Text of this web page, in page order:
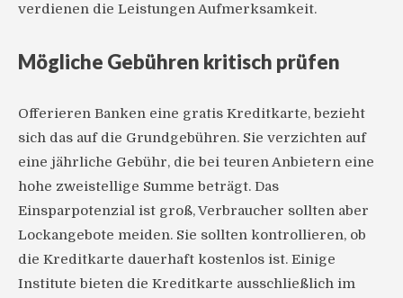
verdienen die Leistungen Aufmerksamkeit.
Mögliche Gebühren kritisch prüfen
Offerieren Banken eine gratis Kreditkarte, bezieht
sich das auf die Grundgebühren. Sie verzichten auf
eine jährliche Gebühr, die bei teuren Anbietern eine
hohe zweistellige Summe beträgt. Das
Einsparpotenzial ist groß, Verbraucher sollten aber
Lockangebote meiden. Sie sollten kontrollieren, ob
die Kreditkarte dauerhaft kostenlos ist. Einige
Institute bieten die Kreditkarte ausschließlich im